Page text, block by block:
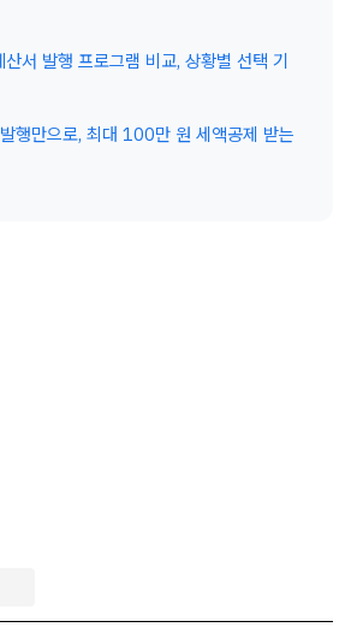
서 발행 프로그램 비교, 상황별 선택 기
행만으로, 최대 100만 원 세액공제 받는